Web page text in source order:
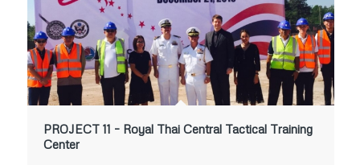
PROJECT 11 – Royal Thai Central Tactical Training
Center